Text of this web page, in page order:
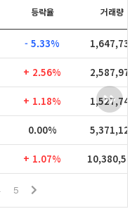
등락율 거래량
- 5.33% 1,647,734
+ 2.56% 2,587,979
+ 1.18% 1,527,742
0.00% 5,371,129
+ 1.07% 10,380,509
5